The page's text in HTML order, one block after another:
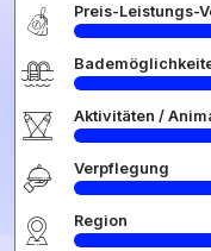
Preis-Leistungs-
Aktivitäten /
Verpflegung
Region